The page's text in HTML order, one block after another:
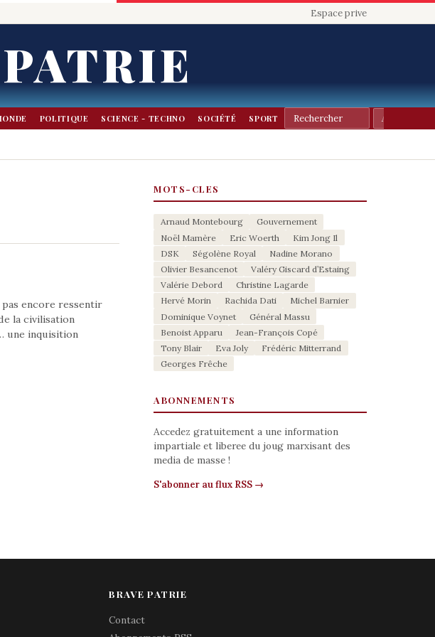
Espace prive
POLITIQUE SCIENCE - TECHNO SOCIÉTÉ SPORT
encore ressentir
la civilisation
une inquisition
MOTS-CLES
Arnaud Montebourg
Gouvernement
Noël Mamère
Eric Woerth
Kim Jong Il
DSK
Ségolène Royal
Nadine Morano
Olivier Besancenot
Valéry Giscard d’Estaing
Valérie Debord
Christine Lagarde
Hervé Morin
Rachida Dati
Michel Barnier
Dominique Voynet
Général Massu
Benoist Apparu
Jean-François Copé
Tony Blair
Eva Joly
Frédéric Mitterrand
Georges Frêche
ABONNEMENTS
Accedez gratuitement a une information
impartiale et liberee du joug marxisant des
media de masse !
S'abonner au flux RSS →
BRAVE PATRIE
Contact